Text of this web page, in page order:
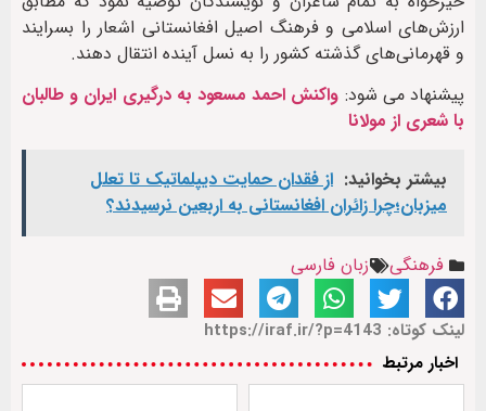
ارزش‌های اسلامی و فرهنگ اصیل افغانستانی اشعار را بسرایند
و قهرمانی‌های گذشته کشور را به نسل آینده انتقال دهند.
پیشنهاد می شود: واکنش احمد مسعود به درگیری ایران و طالبان
با شعری از مولانا
بیشتر بخوانید: از فقدان حمایت دیپلماتیک تا تعلل
میزبان؛چرا زائران افغانستانی به اربعین نرسیدند؟
فرهنگی زبان فارسی
لینک کوتاه: https://iraf.ir/?p=4143
اخبار مرتبط